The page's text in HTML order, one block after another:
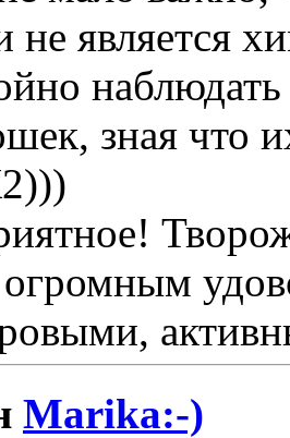
не является
зная что
Marika:-)